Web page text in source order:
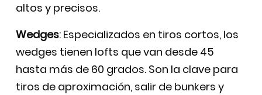
altos y precisos.
Wedges: Especializados en tiros cortos, los
wedges tienen lofts que van desde 45
hasta más de 60 grados. Son la clave para
tiros de aproximación, salir de bunkers y